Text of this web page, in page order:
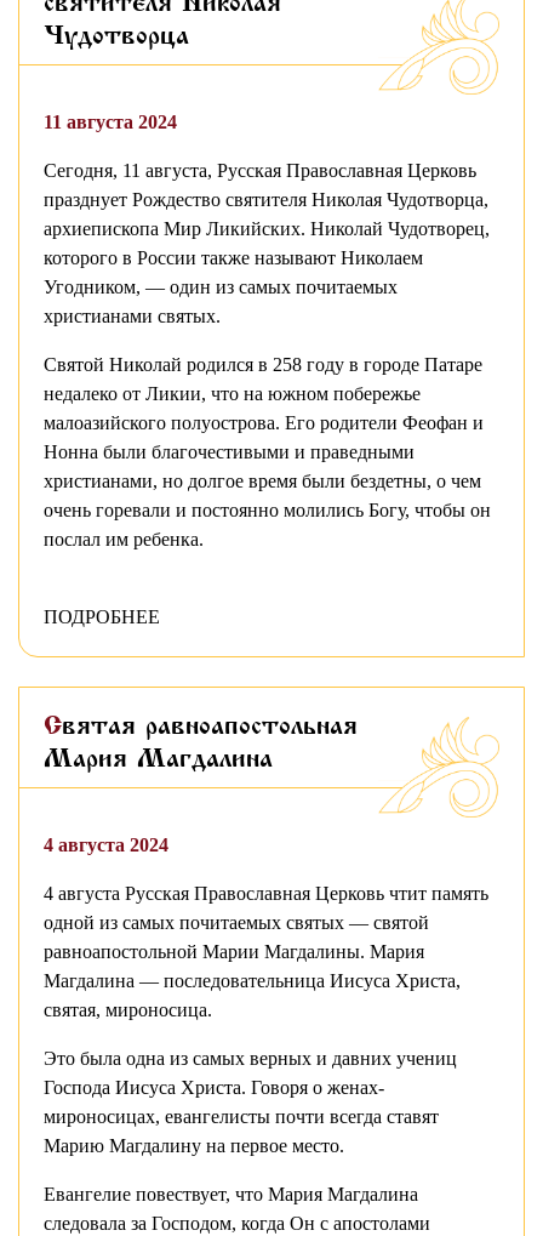
святителя Николая
Чудотворца
11 августа 2024
Сегодня, 11 августа, Русская Православная Церковь
празднует Рождество святителя Николая Чудотворца,
архиепископа Мир Ликийских. Николай Чудотворец,
которого в России также называют Николаем
Угодником, — один из самых почитаемых
христианами святых.
Святой Николай родился в 258 году в городе Патаре
недалеко от Ликии, что на южном побережье
малоазийского полуострова. Его родители Феофан и
Нонна были благочестивыми и праведными
христианами, но долгое время были бездетны, о чем
очень горевали и постоянно молились Богу, чтобы он
послал им ребенка.
ПОДРОБНЕЕ
Святая равноапостольная
Мария Магдалина
4 августа 2024
4 августа Русская Православная Церковь чтит память
одной из самых почитаемых святых — святой
равноапостольной Марии Магдалины. Мария
Магдалина — последовательница Иисуса Христа,
святая, мироносица.
Это была одна из самых верных и давних учениц
Господа Иисуса Христа. Говоря о женах-
мироносицах, евангелисты почти всегда ставят
Марию Магдалину на первое место.
Евангелие повествует, что Мария Магдалина
следовала за Господом, когда Он с апостолами